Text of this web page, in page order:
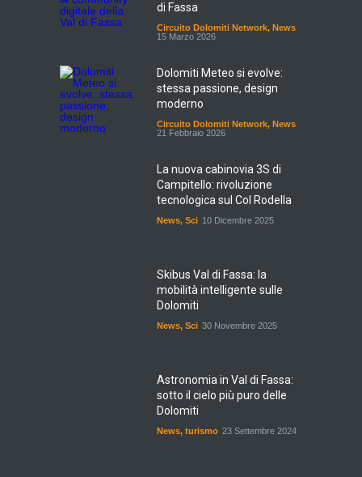
di Fassa
Circuito Dolomiti Network, News
15 Marzo 2026
Dolomiti Meteo si evolve:
stessa passione, design
moderno
Circuito Dolomiti Network, News
21 Febbraio 2026
La nuova cabinovia 3S di
Campitello: rivoluzione
tecnologica sul Col Rodella
News, Sci 10 Dicembre 2025
Skibus Val di Fassa: la
mobilità intelligente sulle
Dolomiti
News, Sci 30 Novembre 2025
Astronomia in Val di Fassa:
sotto il cielo più puro delle
Dolomiti
News, turismo 23 Settembre 2024